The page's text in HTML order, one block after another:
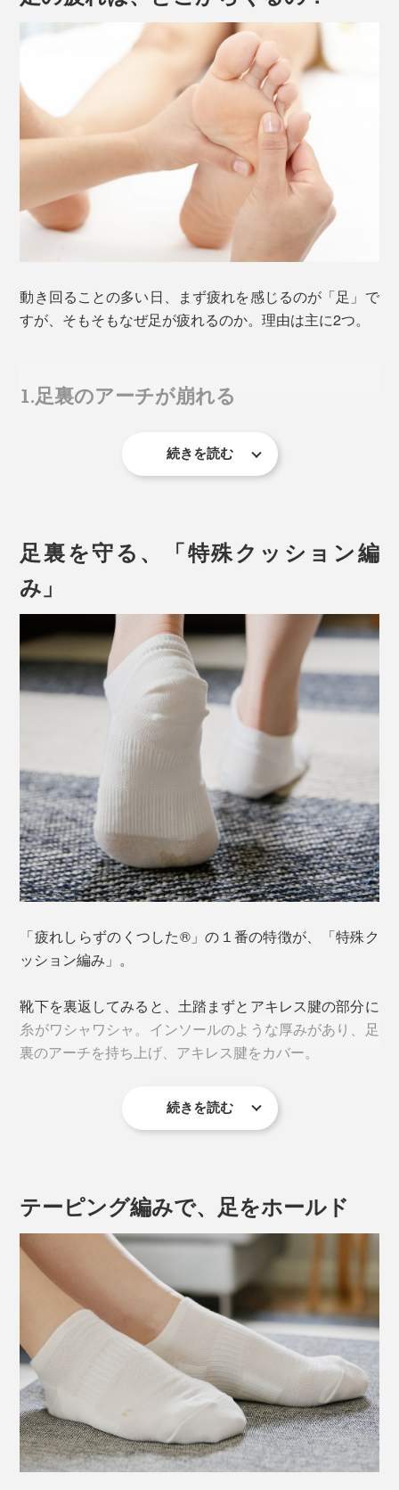
動き回ることの多い日、まず疲れを感じるのが「足」で
すが、そもそもなぜ足が疲れるのか。理由は主に2つ。
1.足裏のアーチが崩れる
米国足病医協会の調べによると、歩くときに足にかかる
構造が受け止めています。
たとえ、普段は足裏のアーチがしっかりしていても、長
も朝と夕方とでは、アーチの角度が違うそうです。
アーチが崩れることで、足裏のバネ機能が低下。衝撃を
吸収できず、足の筋肉に余計な負担がかかって疲れやす
くなり、土踏まずやかかとが痛む原因にもなるのだと
か。
2.靴下のズレで、足の動きにロスが出る
中でズレる」、「足が靴下の中でズレる」という2つの
「ズレ」によって余計な動きが生じ、それを補正しよう
化することで、動きのロスがなくなりますが、普通の靴
下にそこまでの機能はありません。
この２大原因を解決したのが、靴下の街、奈良・大和高
田市の老舗靴下メーカー「西垣靴下」。
続きを読む
足裏を守る、「特殊クッション編
み」
「疲れしらずのくつした®」の１番の特徴が、「特殊ク
ッション編み」。
靴下を裏返してみると、土踏まずとアキレス腱の部分に
糸がワシャワシャ。インソールのような厚みがあり、足
裏のアーチを持ち上げ、アキレス腱をカバー。
一般的に、靴下の衝撃緩和に用いられるのはループ状の
「パイル編み」ですが、硬い安全靴には強度とサポート
力が足りず、独自に開発されたのが、この「特殊クッシ
続きを読む
テーピング編みで、足をホールド